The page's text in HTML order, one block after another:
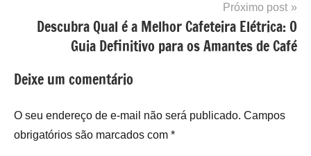
Próximo post
Descubra Qual é a Melhor Cafeteira Elétrica: O
Guia Definitivo para os Amantes de Café
Deixe um comentário
O seu endereço de e-mail não será publicado. Campos
obrigatórios são marcados com *